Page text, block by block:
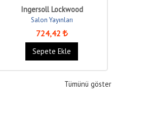
Ingersoll Lockwood
Salon Yayınları
724,42
Sepete Ekle
Tümünü göster